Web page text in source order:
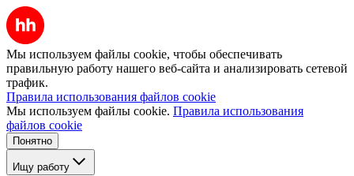
Мы используем файлы cookie, чтобы обеспечивать
правильную работу нашего веб-сайта и анализировать сетевой
трафик.
Правила использования файлов cookie
Мы используем файлы cookie. Правила использования
файлов cookie
Понятно
Ищу работу